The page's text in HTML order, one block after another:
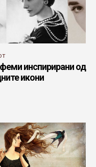
инспирирани од
икони